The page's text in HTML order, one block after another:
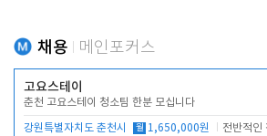
채용 메인포커스
고요스테이
춘천 고요스테이 청소팀 한분 모십니다
강원특별자치도 춘천시 월 1,650,000원